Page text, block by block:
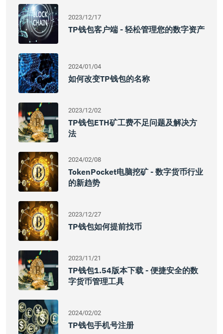
2023/12/17
TP钱包客户端 - 轻松管理您的数字资产
2024/01/04
如何改变TP钱包的名称
2023/12/02
TP钱包ETH矿工费不足问题及解决方
法
2024/02/08
TokenPocket电脑挖矿 - 数字货币行业
的新趋势
2023/12/27
TP钱包如何提前找币
2023/11/21
TP钱包1.54版本下载 - 便捷安全的数
字货币管理工具
2024/02/02
TP钱包手机号注册